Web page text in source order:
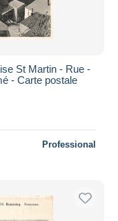
St Martin - Rue -
- Carte postale
Professional